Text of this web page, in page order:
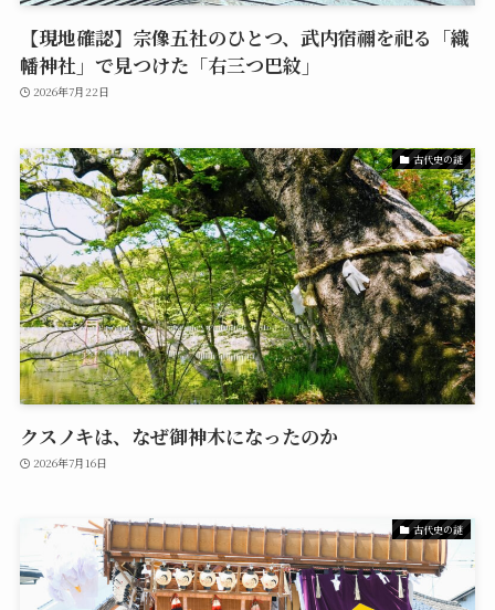
【現地確認】宗像五社のひとつ、武内宿禰を祀る「織
幡神社」で見つけた「右三つ巴紋」
2026年7月22日
古代史の謎
クスノキは、なぜ御神木になったのか
2026年7月16日
古代史の謎